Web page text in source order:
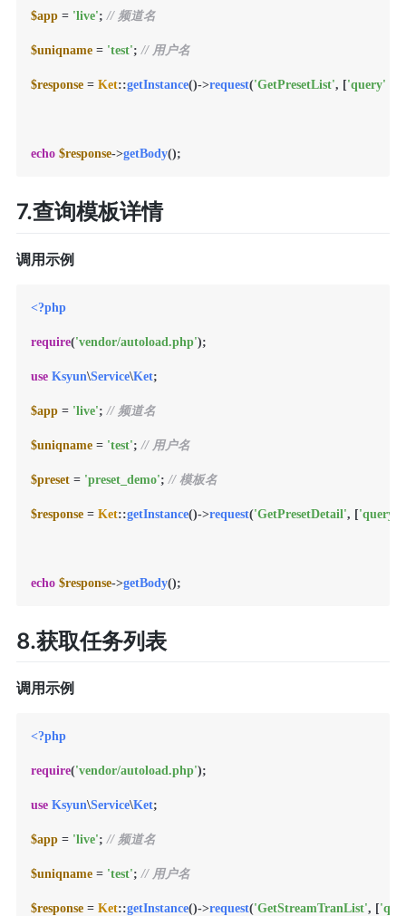
$app = 'live'; // 频道名
$uniqname = 'test'; // 用户名
$response = Ket::getInstance()->request('GetPresetList', ['query'
echo $response->getBody
7.查询模板详情
调用示例
<?php
require('vendor/autoload.php');
use Ksyun\Service\Ket;
$app = 'live'; // 频道名
$uniqname = 'test'; // 用户名
$preset = 'preset_demo'; // 模板名
$response = Ket::getInstance()->request('GetPresetDetail', ['query'
echo $response->getBody
8.获取任务列表
调用示例
<?php
require('vendor/autoload.php');
use Ksyun\Service\Ket;
$app = 'live'; // 频道名
$uniqname = 'test'; // 用户名
$response = Ket::getInstance()->request('GetStreamTranList', [